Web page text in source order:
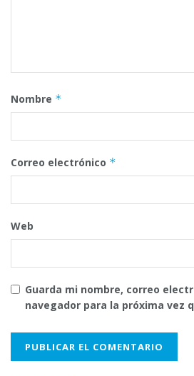
Nombre *
Correo electrónico *
Web
Guarda mi nombre, correo
navegador para la próxima vez